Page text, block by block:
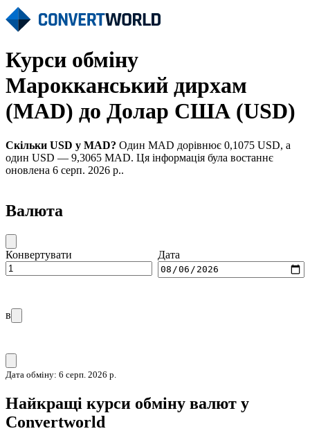
Курси обміну
Марокканський дирхам
(MAD) до Долар США (USD)
Скільки USD у MAD? Один MAD дорівнює 0,1075 USD, а
один USD — 9,3065 MAD. Ця інформація була востаннє
оновлена 6 серп. 2026 р..
Валюта
Конвертувати Дата
в
Дата обміну: 6 серп. 2026 р.
Найкращі курси обміну валют у
Convertworld